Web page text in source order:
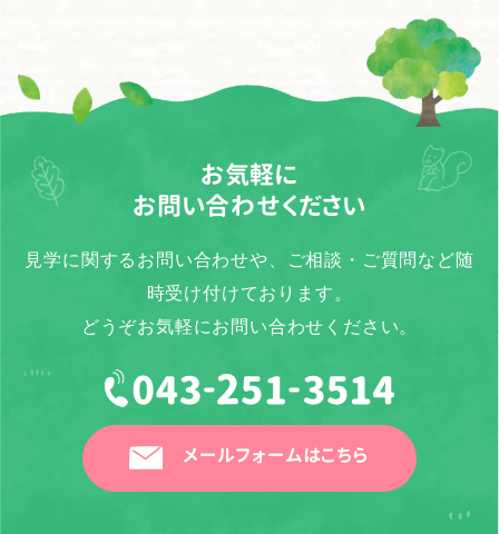
お気軽に
お問い合わせください
見学に関するお問い合わせや、ご相談・ご質問など随
時受け付けております。
どうぞお気軽にお問い合わせください。
メールフォームはこちら